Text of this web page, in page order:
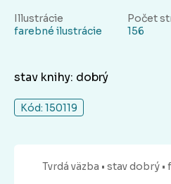
Illustrácie
farebné ilustrácie
Počet
156
stav knihy: dobrý
Kód: 150119
Tvrdá väzba • stav dobrý •